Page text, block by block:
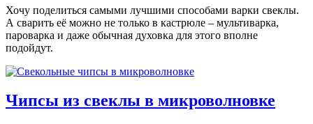
Хочу поделиться самыми лучшими способами варки свеклы.
А сварить её можно не только в кастрюле – мультиварка,
пароварка и даже обычная духовка для этого вполне
подойдут.
Чипсы из свеклы в микроволновке